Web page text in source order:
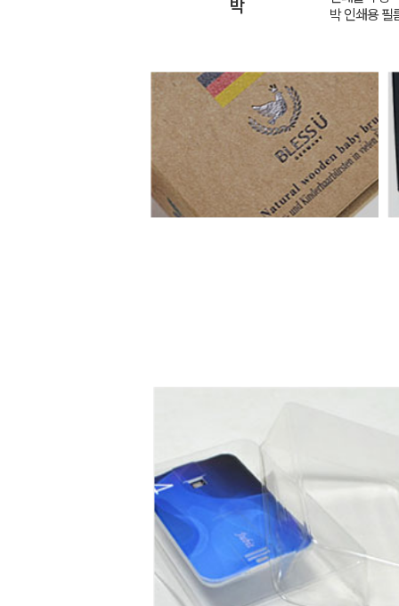
박
박 인쇄용 필